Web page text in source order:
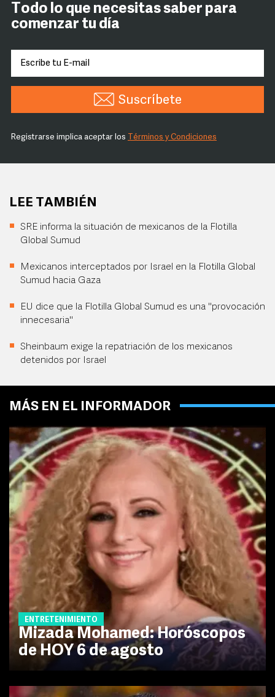
Todo lo que necesitas saber para
comenzar tu día
Suscríbete
Registrarse implica aceptar los Términos y Condiciones
LEE TAMBIÉN
SRE informa la situación de mexicanos de la Flotilla
Global Sumud
Mexicanos interceptados por Israel en la Flotilla Global
Sumud hacia Gaza
EU dice que la Flotilla Global Sumud es una "provocación
innecesaria"
Sheinbaum exige la repatriación de los mexicanos
detenidos por Israel
MÁS EN EL INFORMADOR
ENTRETENIMIENTO
Mizada Mohamed: Horóscopos
de HOY 6 de agosto